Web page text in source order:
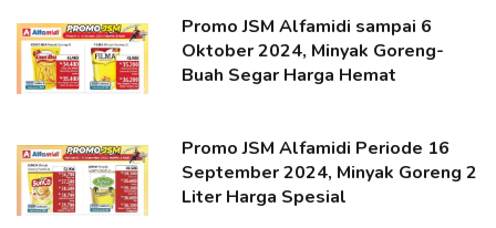
Promo JSM Alfamidi sampai 6
Oktober 2024, Minyak Goreng-
Buah Segar Harga Hemat
Promo JSM Alfamidi Periode 16
September 2024, Minyak Goreng 2
Liter Harga Spesial